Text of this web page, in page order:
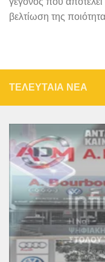
βελτίωση της
ΤΕΛΕΥΤΑΙΑ ΝΕΑ